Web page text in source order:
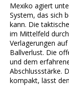
Mexiko agiert
System, das sich
kann. Die
im Mittelfeld
Verlagerungen
Ballverlust. Die
und dem
Abschlussstärke.
kompakt, lässt